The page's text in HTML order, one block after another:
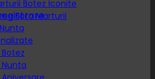
Botez Iconite
Foto Marturii